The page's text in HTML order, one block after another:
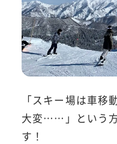
「スキー場は車移
大変……」という
す！